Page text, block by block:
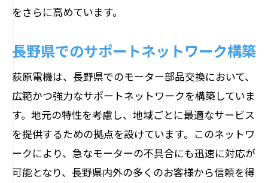
をさらに高めています。
長野県でのサポートネットワーク構築
荻原電機は、長野県でのモーター部品交換において、
広範かつ強力なサポートネットワークを構築していま
す。地元の特性を考慮し、地域ごとに最適なサービス
を提供するための拠点を設けています。このネットワ
ークにより、急なモーターの不具合にも迅速に対応が
可能となり、長野県内外の多くのお客様から信頼を得